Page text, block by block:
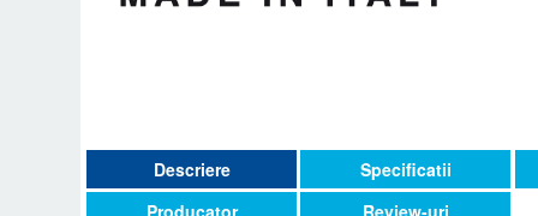
Descriere Specificatii
Producator
Review-uri